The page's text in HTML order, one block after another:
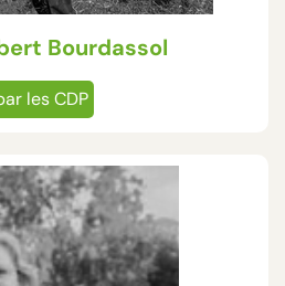
Bourdassol
les CDP